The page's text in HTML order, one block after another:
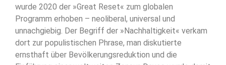
wurde 2020 der »Great Reset« zum globalen
Programm erhoben – neoliberal, universal und
unnachgiebig. Der Begriff der »Nachhaltigkeit« verkam
dort zur populistischen Phrase, man diskutierte
ernsthaft über Bevölkerungsreduktion und die